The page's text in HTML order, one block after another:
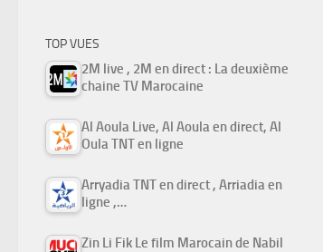
TOP VUES
2M live , 2M en direct : La deuxième
chaine TV Marocaine
Al Aoula Live, Al Aoula en direct, Al
Oula TNT en ligne
Arryadia TNT en direct , Arriadia en
ligne ,…
Zin Li Fik Le film Marocain de Nabil